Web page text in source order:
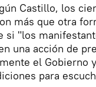
Castillo, los
más que otra
si "los
una acción de
el Gobierno
para